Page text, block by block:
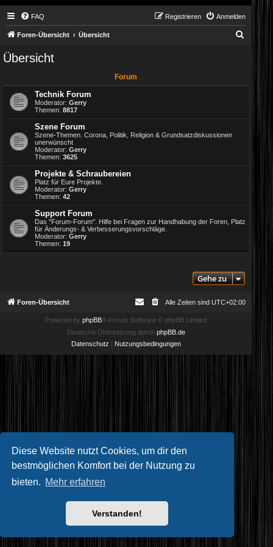
Diese Website nutzt Cookies, um dir den
bestmöglichen Komfort bei der Nutzung zu
bieten. Mehr erfahren
Verstanden!
FAQ Anmelden
Registrieren
Foren-Übersicht Übersicht
Übersicht
Forum
Technik Forum
Moderator: Gerry
Themen: 8817
Szene Forum
Szene-Themen. Corona, Politik, Religion & Grundsatzdiskussionen
unerwünscht
Moderator: Gerry
Themen: 3625
Projekte & Schraubereien
Platz für Eure Projekte.
Moderator: Gerry
Themen: 42
Support Forum
Das "Forum-Forum". Hilfe bei Fragen zur Handhabung der Foren, Platz
für Änderungs- & Verbesserungsvorschläge.
Moderator: Gerry
Themen: 19
Gehe zu
Foren-Übersicht Alle Zeiten sindUTC+02:00
Powered byphpBB® Forum Software © phpBB Limited
Deutsche Übersetzung durch phpBB.de
Datenschutz | Nutzungsbedingungen